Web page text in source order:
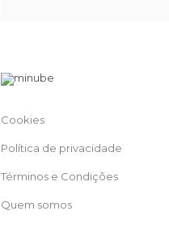
Cookies
Política de privacidade
Términos e Condições
Quem somos